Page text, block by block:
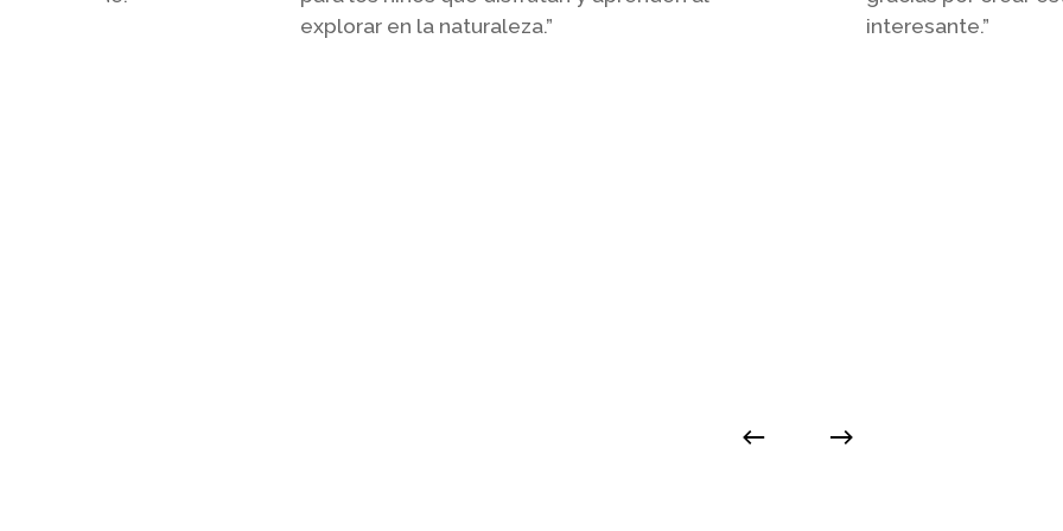
explorar en la naturaleza.”
interesante.”